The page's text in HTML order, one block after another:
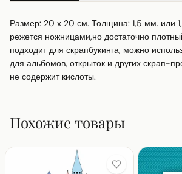
Размер: 20 х 20 см. Толщина: 1,5 мм. или
режется ножницами,но достаточно
подходит для скрапбукинга, можно
для альбомов, открыток и других скрап-
не содержит кислоты.
Похожие товары